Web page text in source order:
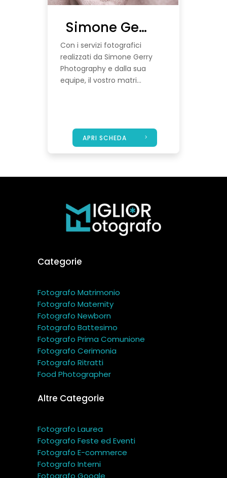
Simone Gerry Photography
Con i servizi fotografici
realizzati da Simone Gerry
Photography e dalla sua
equipe, il vostro matri...
APRI SCHEDA
Categorie
Fotografo Matrimonio
Fotografo Maternity
Fotografo Newborn
Fotografo Battesimo
Fotografo Prima Comunione
Fotografo Cerimonia
Fotografo Ritratti
Food Photographer
Altre Categorie
Fotografo Laurea
Fotografo Feste ed Eventi
Fotografo E-commerce
Fotografo Interni
Fotografo Google